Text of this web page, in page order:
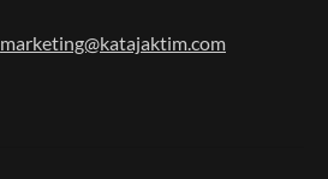
marketing@katajaktim.com